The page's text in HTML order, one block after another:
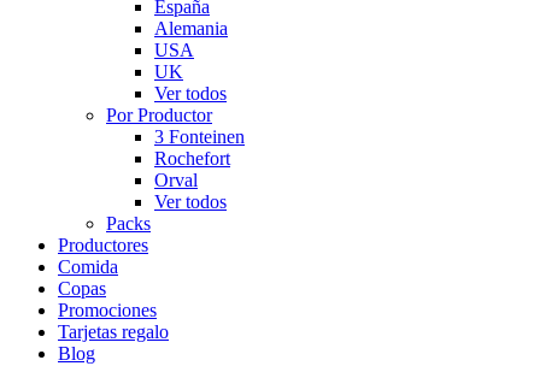
España
Alemania
USA
UK
Ver todos
Por Productor
3 Fonteinen
Rochefort
Orval
Ver todos
Packs
Productores
Comida
Copas
Promociones
Tarjetas regalo
Blog